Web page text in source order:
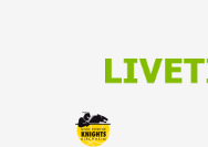
Kirchheim